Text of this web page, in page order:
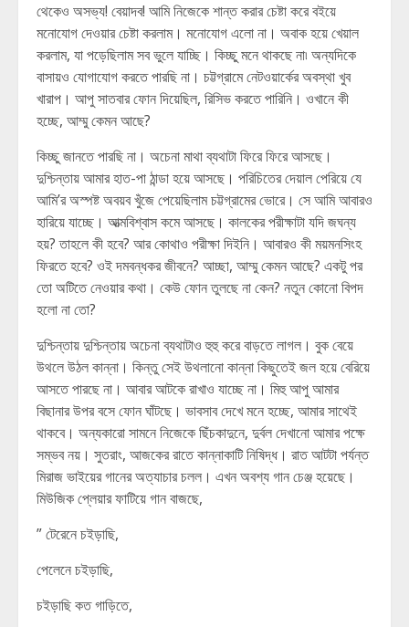
থেকেও অসভ্য! বেয়াদব! আমি নিজেকে শান্ত করার চেষ্টা করে বইয়ে
মনোযোগ দেওয়ার চেষ্টা করলাম। মনোযোগ এলো না। অবাক হয়ে খেয়াল
করলাম, যা পড়েছিলাম সব ভুলে যাচ্ছি। কিচ্ছু মনে থাকছে না৷ অন্যদিকে
বাসায়ও যোগাযোগ করতে পারছি না। চট্টগ্রামে নেটওয়ার্কের অবস্থা খুব
খারাপ। আপু সাতবার ফোন দিয়েছিল, রিসিভ করতে পারিনি। ওখানে কী
হচ্ছে, আম্মু কেমন আছে?
কিচ্ছু জানতে পারছি না। অচেনা মাথা ব্যথাটা ফিরে ফিরে আসছে।
দুশ্চিন্তায় আমার হাত-পা ঠান্ডা হয়ে আসছে। পরিচিতের দেয়াল পেরিয়ে যে
আমি’র অস্পষ্ট অবয়ব খুঁজে পেয়েছিলাম চট্টগ্রামের ভোরে। সে আমি আবারও
হারিয়ে যাচ্ছে। আত্মবিশ্বাস কমে আসছে। কালকের পরীক্ষাটা যদি জঘন্য
হয়? তাহলে কী হবে? আর কোথাও পরীক্ষা দিইনি। আবারও কী ময়মনসিংহ
ফিরতে হবে? ওই দমবন্ধকর জীবনে? আচ্ছা, আম্মু কেমন আছে? একটু পর
তো অটিতে নেওয়ার কথা। কেউ ফোন তুলছে না কেন? নতুন কোনো বিপদ
হলো না তো?
দুশ্চিন্তায় দুশ্চিন্তায় অচেনা ব্যথাটাও হুহু করে বাড়তে লাগল। বুক বেয়ে
উথলে উঠল কান্না। কিন্তু সেই উথলানো কান্না কিছুতেই জল হয়ে বেরিয়ে
আসতে পারছে না। আবার আটকে রাখাও যাচ্ছে না। মিহু আপু আমার
বিছানার উপর বসে ফোন ঘাঁটছে। ভাবসাব দেখে মনে হচ্ছে, আমার সাথেই
থাকবে। অন্যকারো সামনে নিজেকে ছিঁচকাদুনে, দুর্বল দেখানো আমার পক্ষে
সম্ভব নয়। সুতরাং, আজকের রাতে কান্নাকাটি নিষিদ্ধ। রাত আটটা পর্যন্ত
মিরাজ ভাইয়ের গানের অত্যাচার চলল। এখন অবশ্য গান চেঞ্জ হয়েছে।
মিউজিক প্লেয়ার ফাটিয়ে গান বাজছে,
” টেরেনে চইড়াছি,
পেলেনে চইড়াছি,
চইড়াছি কত গাড়িতে,